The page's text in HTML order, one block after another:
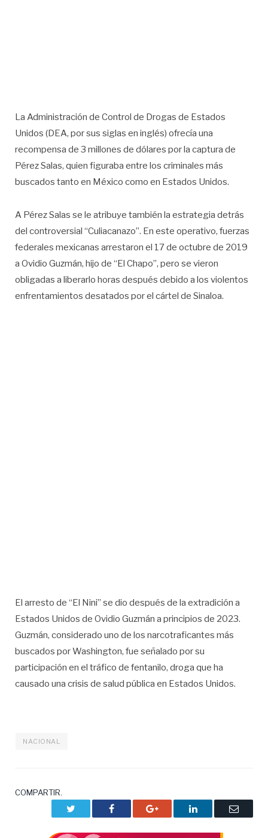
La Administración de Control de Drogas de Estados
Unidos (DEA, por sus siglas en inglés) ofrecía una
recompensa de 3 millones de dólares por la captura de
Pérez Salas, quien figuraba entre los criminales más
buscados tanto en México como en Estados Unidos.
A Pérez Salas se le atribuye también la estrategia detrás
del controversial “Culiacanazo”. En este operativo, fuerzas
federales mexicanas arrestaron el 17 de octubre de 2019
a Ovidio Guzmán, hijo de “El Chapo”, pero se vieron
obligadas a liberarlo horas después debido a los violentos
enfrentamientos desatados por el cártel de Sinaloa.
El arresto de “El Nini” se dio después de la extradición a
Estados Unidos de Ovidio Guzmán a principios de 2023.
Guzmán, considerado uno de los narcotraficantes más
buscados por Washington, fue señalado por su
participación en el tráfico de fentanilo, droga que ha
causado una crisis de salud pública en Estados Unidos.
NACIONAL
COMPARTIR.
Facebook Google+ LinkedIn
Correo